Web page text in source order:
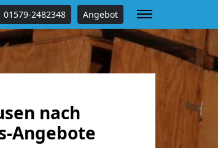
01579-2482348 Angebot
nach
Angebote